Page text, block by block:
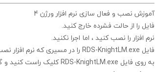
آموزش نصب و فعال سازی نرم افزار ورژن 4
فایل را از حالت فشرده خارج کنید.
نرم افزار را نصب کنید ، اما اجرا نکنید.
فایل RDS-KnightLM.exeرا در مسیری که نرم
به روی فایل RDS-KnightLM.exeکلیک راست کنید و